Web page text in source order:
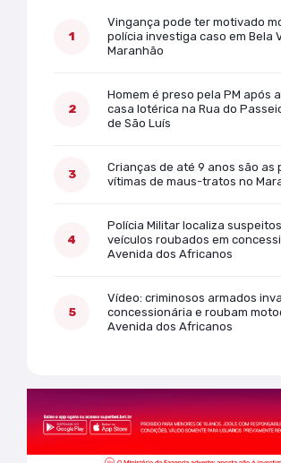
Vingança pode ter motivado
polícia investiga caso em Bela
Maranhão
Homem é preso pela PM após
casa lotérica na Rua do
de São Luís
Crianças de até 9 anos são as
vítimas de maus-tratos no
Polícia Militar localiza
veículos roubados em
Avenida dos Africanos
Vídeo: criminosos armados
concessionária e roubam
Avenida dos Africanos